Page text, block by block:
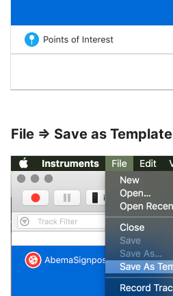
File => Save as Template